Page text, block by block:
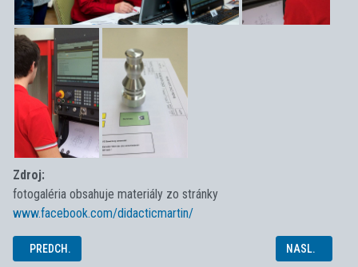
Zdroj:
fotogaléria obsahuje materiály zo stránky
www.facebook.com/didacticmartin/
PREDCHÁDZAJÚCI ČLÁNOK: ŠKOLSKÉ KOLO SOČ 2018
PREDCH. NASLEDUJÚCI
NASL.